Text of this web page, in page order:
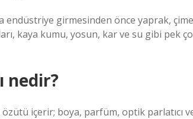
endüstriye girmesinden önce yaprak,
kaya kumu, yosun, kar ve su gibi pek
nedir?
içerir; boya, parfüm, optik parlatıcı